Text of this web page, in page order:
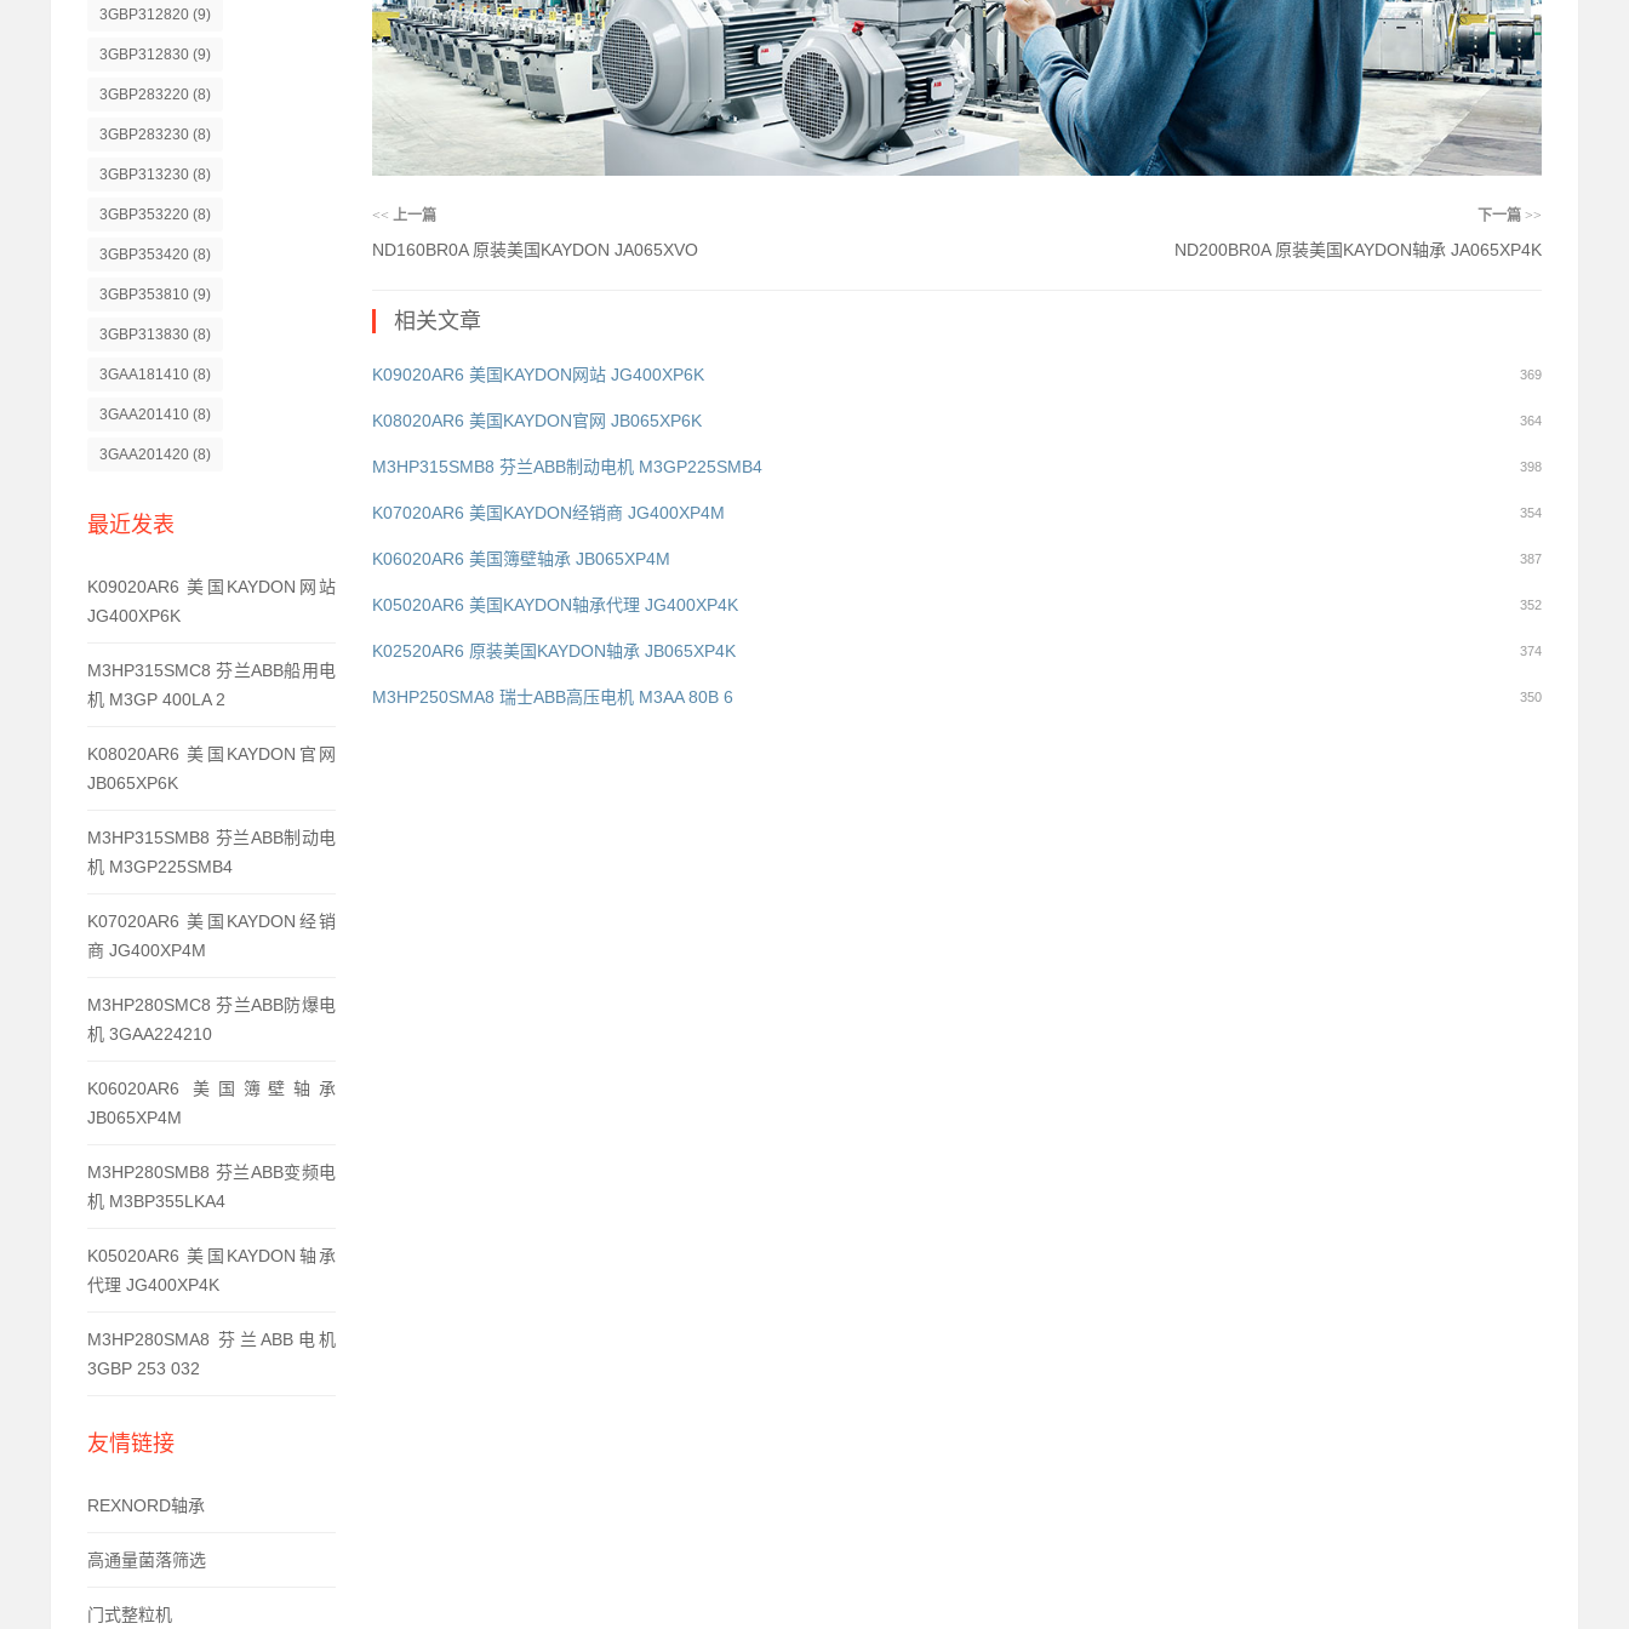
3GBP312820 (9)
3GBP312830 (9)
3GBP283220 (8)
3GBP283230 (8)
3GBP313230 (8)
3GBP353220 (8)
3GBP353420 (8)
3GBP353810 (9)
3GBP313830 (8)
3GAA181410 (8)
3GAA201410 (8)
3GAA201420 (8)
最近发表
K09020AR6 美国KAYDON网站
JG400XP6K
M3HP315SMC8 芬兰ABB船用电
机 M3GP 400LA 2
K08020AR6 美国KAYDON官网
JB065XP6K
M3HP315SMB8 芬兰ABB制动电
机 M3GP225SMB4
K07020AR6 美国KAYDON经销
商 JG400XP4M
M3HP280SMC8 芬兰ABB防爆电
机 3GAA224210
K06020AR6 美国簿壁轴承
JB065XP4M
M3HP280SMB8 芬兰ABB变频电
机 M3BP355LKA4
K05020AR6 美国KAYDON轴承
代理 JG400XP4K
M3HP280SMA8 芬兰ABB电机
3GBP 253 032
友情链接
REXNORD轴承
高通量菌落筛选
门式整粒机
<< 上一篇
ND160BR0A 原装美国KAYDON JA065XVO
下一篇 >>
ND200BR0A 原装美国KAYDON轴承 JA065XP4K
相关文章
369
K09020AR6 美国KAYDON网站 JG400XP6K
364
K08020AR6 美国KAYDON官网 JB065XP6K
398
M3HP315SMB8 芬兰ABB制动电机 M3GP225SMB4
354
K07020AR6 美国KAYDON经销商 JG400XP4M
387
K06020AR6 美国簿壁轴承 JB065XP4M
352
K05020AR6 美国KAYDON轴承代理 JG400XP4K
374
K02520AR6 原装美国KAYDON轴承 JB065XP4K
350
M3HP250SMA8 瑞士ABB高压电机 M3AA 80B 6